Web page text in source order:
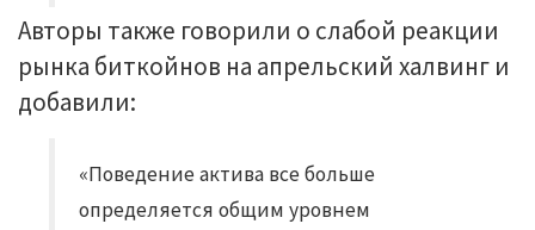
Авторы также говорили о слабой реакции
рынка биткойнов на апрельский халвинг и
добавили:
«Поведение актива все больше
определяется общим уровнем